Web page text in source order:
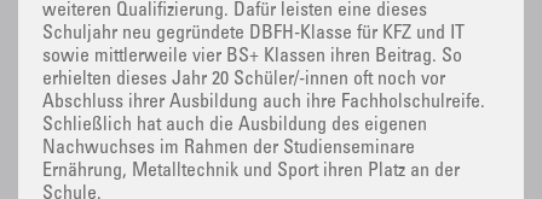
weiteren Qualifizierung. Dafür leisten eine dieses
Schuljahr neu gegründete DBFH-Klasse für KFZ und IT
sowie mittlerweile vier BS+ Klassen ihren Beitrag. So
erhielten dieses Jahr 20 Schüler/-innen oft noch vor
Abschluss ihrer Ausbildung auch ihre Fachholschulreife.
Schließlich hat auch die Ausbildung des eigenen
Nachwuchses im Rahmen der Studienseminare
Ernährung, Metalltechnik und Sport ihren Platz an der
Schule.